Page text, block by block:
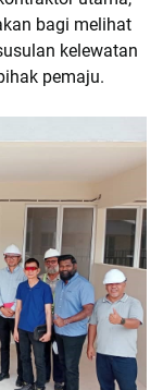
bagi melihat
kelewatan
pemaju.